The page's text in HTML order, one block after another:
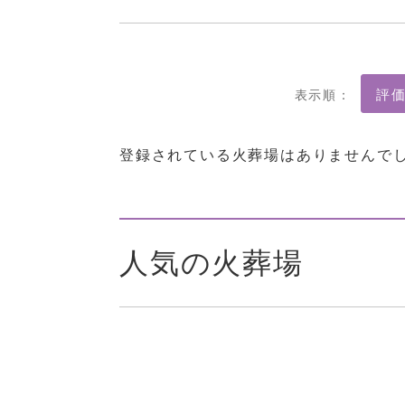
表示順：
登録されている火葬場はありませんで
人気の火葬場